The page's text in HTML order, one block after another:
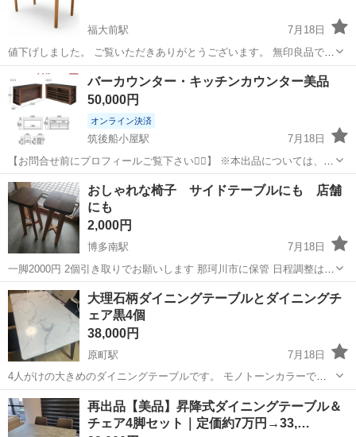
福大前駅
7月18日
値下げしました。 ご覧いただきありがとうございます。 無印良品で購
入しました。 透明のシートを敷いて使用していたため状態はいいと思
います。4年程使用。テーブルのみです。 現在は取扱いのない商品に
なります。 解体してお渡ししま...
福岡 福岡市 福大前駅 ダイニングセット 無垢材
バーカウンター・キッチンカウンター美品
50,000円
オンライン決済
筑後船小屋駅
7月18日
【お問合せ前にプロフィールご覧下さい🙇‍♂️】 ※本出品については、福
岡・佐賀・熊本県内であれば、ご指定場所へ軽トラで無料配送いたし
ます。詳しくは、お問い合わせ下さい。 大川の関家具で10数万円で購
入。リビングキッチンの...
福岡 みやま市 筑後船小屋駅 ダイニングセット
バーカウンター
おしゃれな椅子 サイドテーブルにも 店舗
にも
2,000円
博多南駅
7月18日
一脚2000円 2個引き取りでお願いします 那珂川市に保管 日程調整はで
きる限り対応します
福岡 那珂川市 博多南駅 ダイニングセット
サイドテーブル
大理石柄ダイニングテーブルとダイニングチ
ェア黒4個
38,000円
原町駅
7月18日
4人がけの大きめのダイニングテーブルです。 モノトーンカラーでと
てもお洒落です。 ずっと卓上カバーを付けていたので、酷いダメージ
はないかと思いますが、小傷や汚れはあります。 ※折りたたみ不可 ※
ダイニングチェア 椅子...
福岡 糟屋郡 原町駅 ダイニングセット
再出品【美品】昇降式ダイニングテーブル＆
チェア4脚セット｜定価約7万円→33,…